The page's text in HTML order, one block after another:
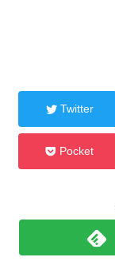
Twitter
Pocket